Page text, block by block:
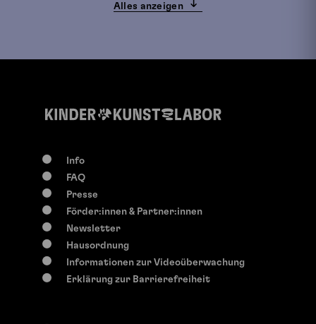
0-117 Jahre
Offene Werkstätten
Offenen Werkstätten
Alles anzeigen
Info
FAQ
Presse
Förder:innen & Partner:innen
Newsletter
Hausordnung
Informationen zur Videoüberwachung
Erklärung zur Barrierefreiheit